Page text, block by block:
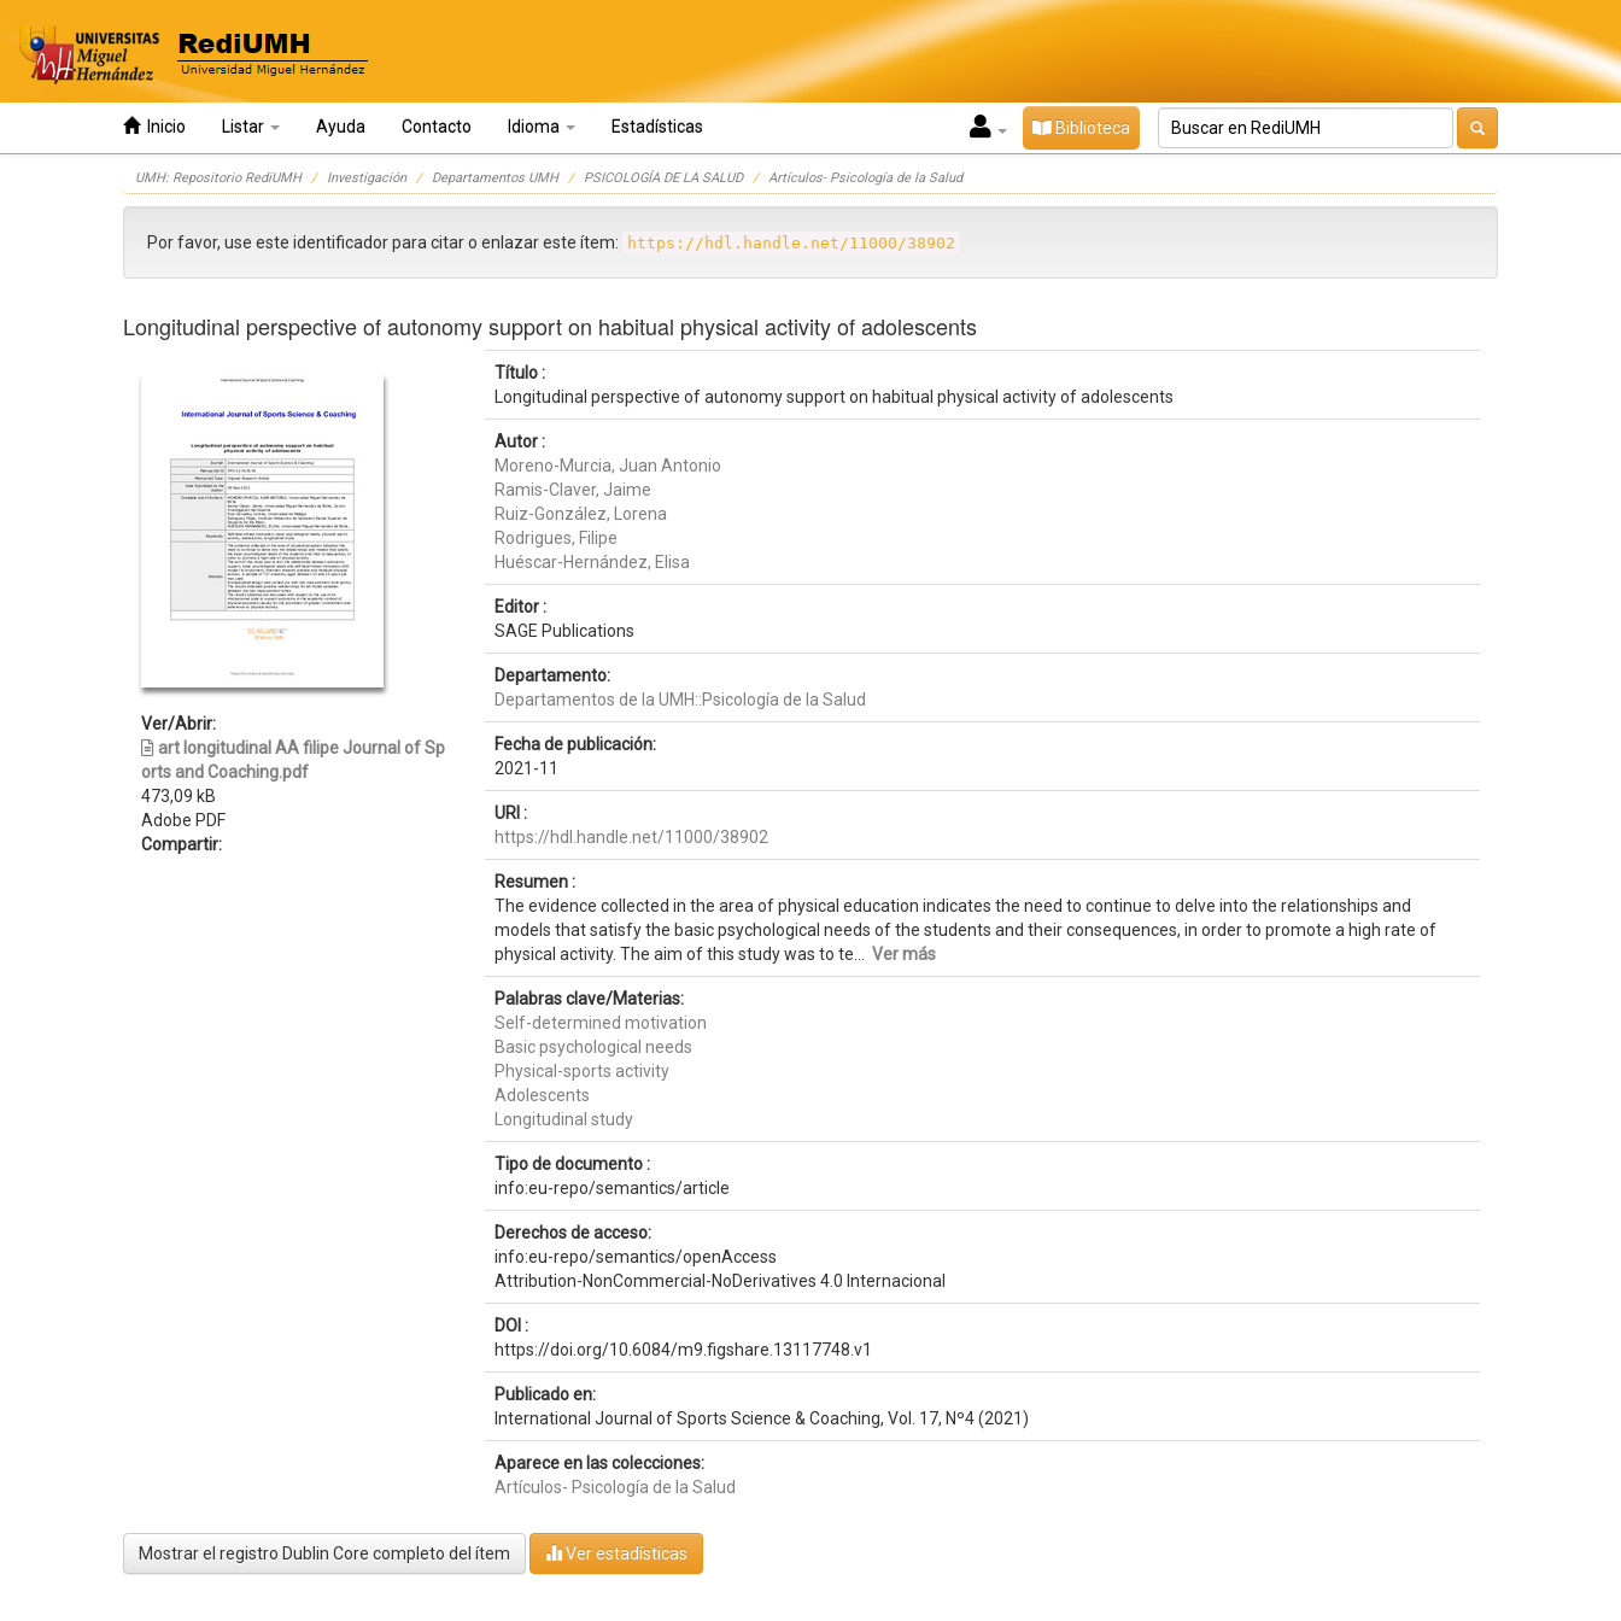
Inicio Listar Ayuda Contacto Idioma Estadísticas Biblioteca
UMH: Repositorio RediUMH Investigación Departamentos UMH PSICOLOGÍA DE LA SALUD Artículos- Psicología de la Salud
Por favor, use este identificador para citar o enlazar este ítem: https://hdl.handle.net/11000/38902
Longitudinal perspective of autonomy support on habitual physical activity of adolescents
Ver/Abrir:
art longitudinal AA filipe Journal of Sp
orts and Coaching.pdf
473,09 kB
Adobe PDF
Compartir:
Título :
Longitudinal perspective of autonomy support on habitual physical activity of adolescents
Autor :
Moreno-Murcia, Juan Antonio
Ramis-Claver, Jaime
Ruiz-González, Lorena
Rodrigues, Filipe
Huéscar-Hernández, Elisa
Editor :
SAGE Publications
Departamento:
Departamentos de la UMH::Psicología de la Salud
Fecha de publicación:
2021-11
URI :
https://hdl.handle.net/11000/38902
Resumen :
The evidence collected in the area of physical education indicates the need to continue to delve into the relationships and
models that satisfy the basic psychological needs of the students and their consequences, in order to promote a high rate of
physical activity. The aim of this study was to te... Ver más
Palabras clave/Materias:
Self-determined motivation
Basic psychological needs
Physical-sports activity
Adolescents
Longitudinal study
Tipo de documento :
info:eu-repo/semantics/article
Derechos de acceso:
info:eu-repo/semantics/openAccess
Attribution-NonCommercial-NoDerivatives 4.0 Internacional
DOI :
https://doi.org/10.6084/m9.figshare.13117748.v1
Publicado en:
International Journal of Sports Science & Coaching, Vol. 17, Nº4 (2021)
Aparece en las colecciones:
Artículos- Psicología de la Salud
Mostrar el registro Dublin Core completo del ítem Ver estadísticas